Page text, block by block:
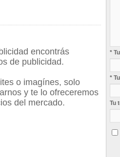
encontrás
de publicidad.
o imagínes, solo
y te lo ofreceremos
del mercado.
*
*
Tu